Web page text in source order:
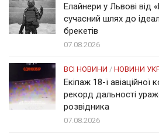
Елайнери у Львові від
сучасний шлях до
брекетів
07.08.2026
ВСІ НОВИНИ / НОВИНИ
Екіпаж 18-ї
рекорд дальності
розвідника
07.08.2026